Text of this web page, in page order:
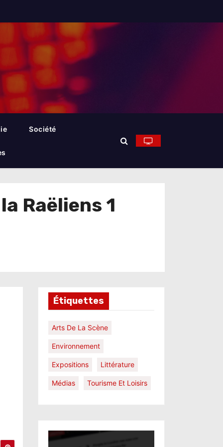
Société
Raëliens 1
Étiquettes
Arts De La Scène
Environnement
Expositions Littérature
Médias Tourisme Et Loisirs